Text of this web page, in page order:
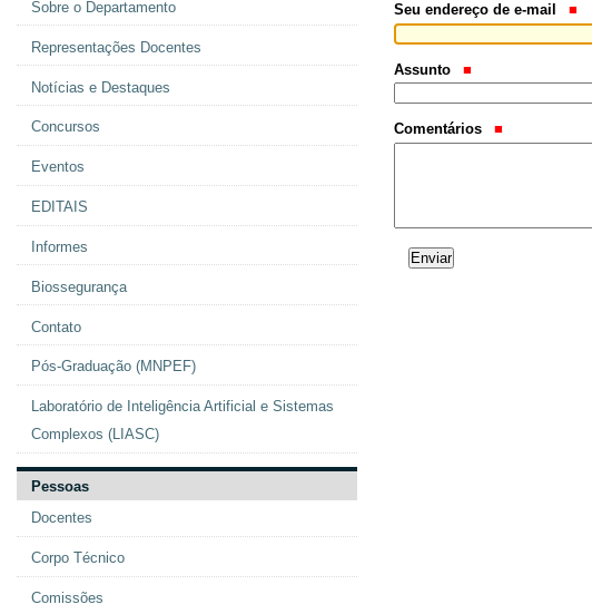
Sobre o Departamento
Representações Docentes
Notícias e Destaques
Concursos
Eventos
EDITAIS
Informes
Biossegurança
Contato
Pós-Graduação (MNPEF)
Laboratório de Inteligência Artificial e Sistemas
Complexos (LIASC)
Pessoas
Docentes
Corpo Técnico
Comissões
Seu endereço de e-mail
Assunto
Comentários